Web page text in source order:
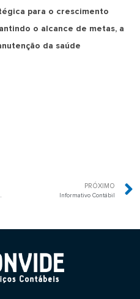
para o crescimento
o alcance de metas, a
da saúde
NO SETOR DE SERVIÇOS
PRÓXIMO
Informativo Contábil